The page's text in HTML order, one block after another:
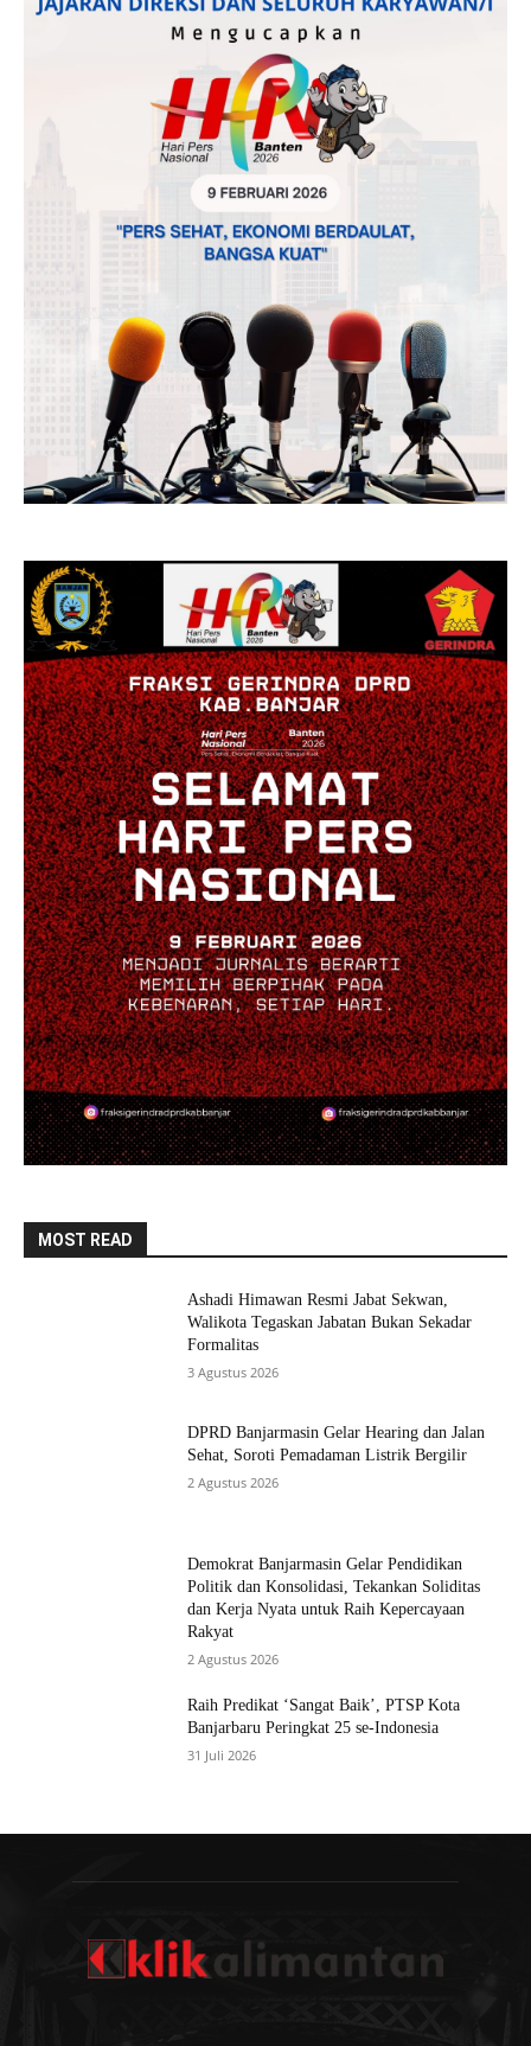
MOST READ
Ashadi Himawan Resmi Jabat Sekwan,
Walikota Tegaskan Jabatan Bukan Sekadar
Formalitas
3 Agustus 2026
DPRD Banjarmasin Gelar Hearing dan Jalan
Sehat, Soroti Pemadaman Listrik Bergilir
2 Agustus 2026
Demokrat Banjarmasin Gelar Pendidikan
Politik dan Konsolidasi, Tekankan Soliditas
dan Kerja Nyata untuk Raih Kepercayaan
Rakyat
2 Agustus 2026
Raih Predikat ‘Sangat Baik’, PTSP Kota
Banjarbaru Peringkat 25 se-Indonesia
31 Juli 2026